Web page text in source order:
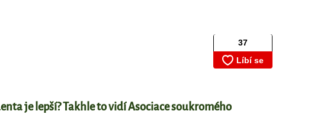
je lepší? Takhle to vidí Asociace soukromého